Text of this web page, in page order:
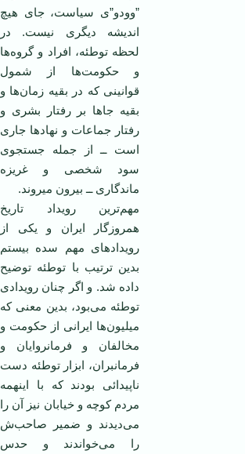
”وودو”ی سیاست، جای هیچ
اندیشه دیگری نیست. در
لحظه توطئه، افراد و گروه‌ها
و ‏حكومت‌ها از شمول
قوانینی كه در بقیه زمان‌ها و
بقیه جاها بر رفتار بشری و
رفتار جماعات و نهادها جاری
‏است ــ از جمله جستجوی
سود شخصی و غریزه
ماندگاری ــ بیرون میروند.
مهم‌ترین رویداد تاریخ
همروزگار ایران و یكی از
رویدادهای مهم سده بیستم
بدین ترتیب با توطئه توضیح
‏داده شد. و اگر چنان رویدادی
توطئه می‌بود، بدین معنی كه
میلیون‌ها ایرانی از حكومت و
مخالفان و ‏فرمانروایان و
فرمانبران، ابزار توطئه دست
ناپیدائی بودند كه با اینهمه
مردم كوچه و خیابان نیز آن را
‏می‌دیدند و ضمیر صاحب‌ش
را می‌خواندند و حدس